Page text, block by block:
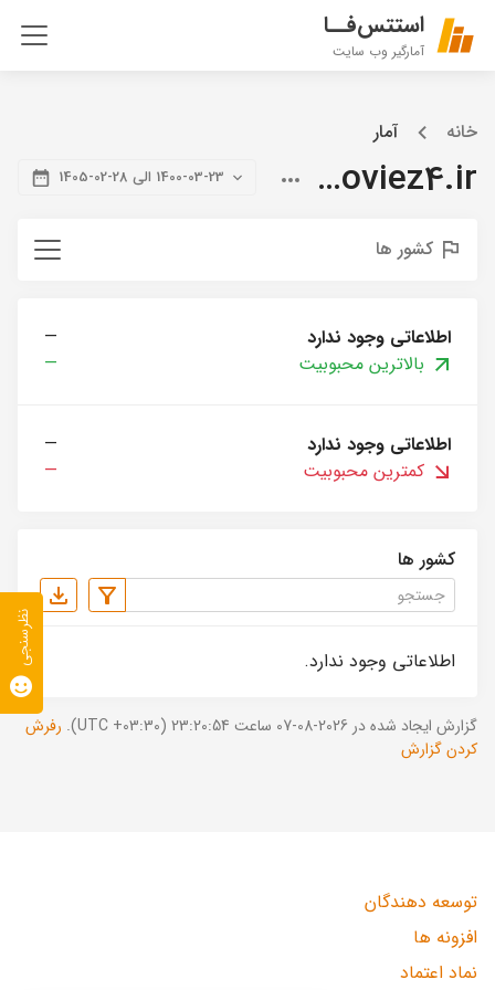
استتس‌فــا
آمارگیر وب سایت
خانه آمار
citymoviez4.ir 1400-03-23 الی 28-02-1405
کشور ها
اطلاعاتی وجود ندارد
—
بالاترین محبوبیت
—
اطلاعاتی وجود ندارد
—
کمترین محبوبیت
—
کشور ها
اطلاعاتی وجود ندارد.
گزارش ایجاد شده در 2026-08-07 ساعت 23:20:54 (UTC +03:30).
رفرش
کردن گزارش
توسعه دهندگان
افزونه ها
نماد اعتماد
نظرسنجی